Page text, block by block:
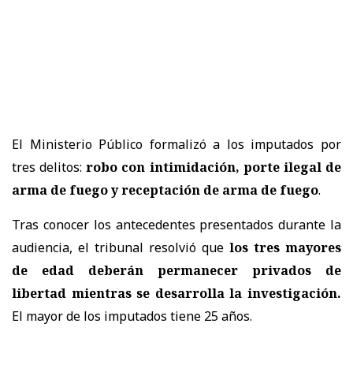
El Ministerio Público formalizó a los imputados por
tres delitos:robo con intimidación, porte ilegal de
arma de fuego y receptación de arma de fuego.
Tras conocer los antecedentes presentados durante la
audiencia, el tribunal resolvió que los tres mayores
de edad deberán permanecer privados de
libertad mientras se desarrolla la investigación.
El mayor de los imputados tiene 25 años.